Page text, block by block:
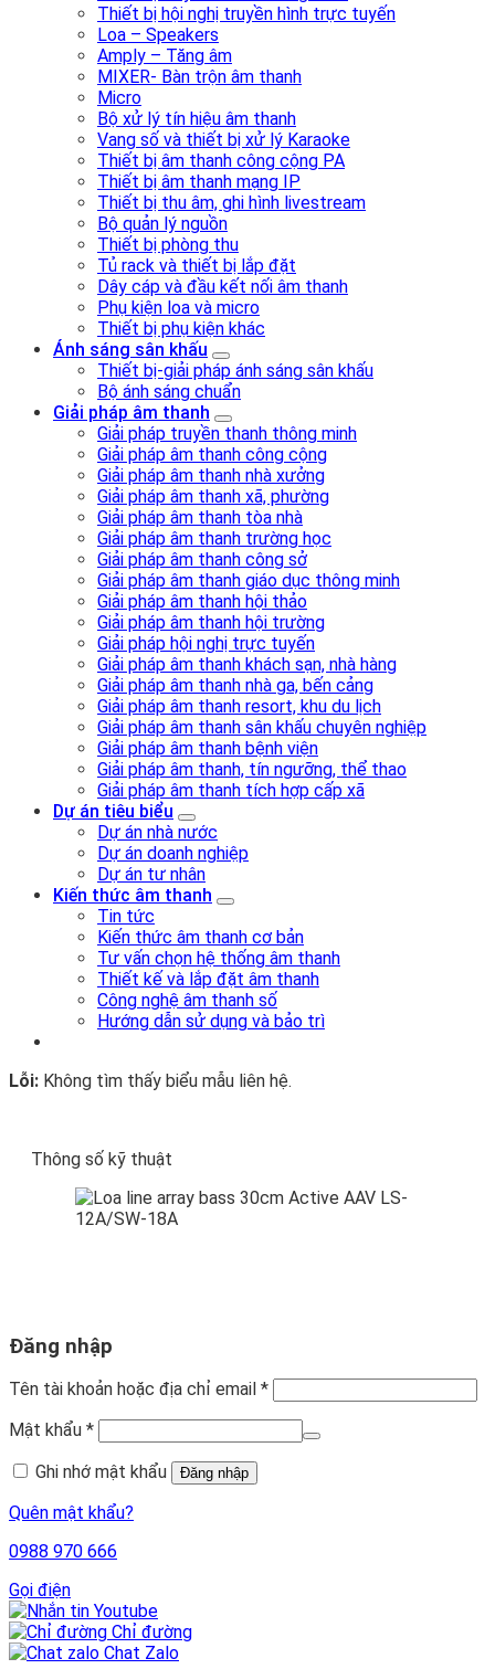
Thiết bị hội nghị truyền hình trực tuyến
Loa – Speakers
Amply – Tăng âm
MIXER- Bàn trộn âm thanh
Micro
Bộ xử lý tín hiệu âm thanh
Vang số và thiết bị xử lý Karaoke
Thiết bị âm thanh công cộng PA
Thiết bị âm thanh mạng IP
Thiết bị thu âm, ghi hình livestream
Bộ quản lý nguồn
Thiết bị phòng thu
Tủ rack và thiết bị lắp đặt
Dây cáp và đầu kết nối âm thanh
Phụ kiện loa và micro
Thiết bị phụ kiện khác
Ánh sáng sân khấu
Thiết bị-giải pháp ánh sáng sân khấu
Bộ ánh sáng chuẩn
Giải pháp âm thanh
Giải pháp truyền thanh thông minh
Giải pháp âm thanh công cộng
Giải pháp âm thanh nhà xưởng
Giải pháp âm thanh xã, phường
Giải pháp âm thanh tòa nhà
Giải pháp âm thanh trường học
Giải pháp âm thanh công sở
Giải pháp âm thanh giáo dục thông minh
Giải pháp âm thanh hội thảo
Giải pháp âm thanh hội trường
Giải pháp hội nghị trực tuyến
Giải pháp âm thanh khách sạn, nhà hàng
Giải pháp âm thanh nhà ga, bến cảng
Giải pháp âm thanh resort, khu du lịch
Giải pháp âm thanh sân khấu chuyên nghiệp
Giải pháp âm thanh bệnh viện
Giải pháp âm thanh, tín ngưỡng, thể thao
Giải pháp âm thanh tích hợp cấp xã
Dự án tiêu biểu
Dự án nhà nước
Dự án doanh nghiệp
Dự án tư nhân
Kiến thức âm thanh
Tin tức
Kiến thức âm thanh cơ bản
Tư vấn chọn hệ thống âm thanh
Thiết kế và lắp đặt âm thanh
Công nghệ âm thanh số
Hướng dẫn sử dụng và bảo trì
Lỗi: Không tìm thấy biểu mẫu liên hệ.
Thông số kỹ thuật
Đăng nhập
Tên tài khoản hoặc địa chỉ email *
Mật khẩu *
Ghi nhớ mật khẩu
Đăng nhập
Quên mật khẩu?
0988 970 666
Gọi điện
Youtube
Chỉ đường
Chat Zalo